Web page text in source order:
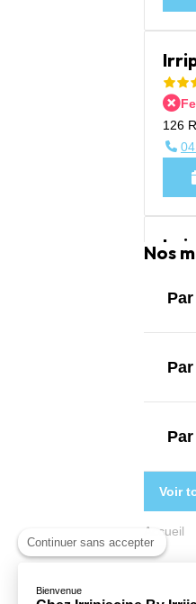
Continuer sans accepter
Bienvenue
126
410
Nos
Voir
Accueil